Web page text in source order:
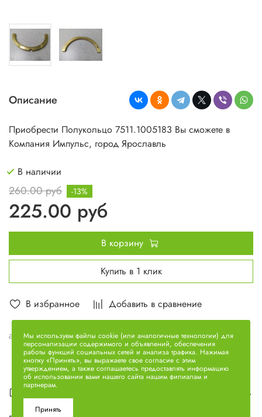
В избранное Добавить в сравнение
арт.7511.1005183
Описание
Приобрести Полукольцо 7511.1005183 Вы сможете в
Компания Импульс, город Ярославль
В наличии
260.00 руб
225.00 руб
-13%
В корзину
Купить в 1 клик
Описание
Мы используем файлы cookie (или аналогичные технологии) для
персонализации содержимого и объявлений, обеспечения
работы функций социальных сетей и анализа трафика. Нажимая
кнопку «Принять», вы выражаете свое согласие с этим
утверждением, а также соглашаетесь предоставлять информацию
об использовании вами нашего сайта нашим филиалам и
партнерам.
Принять